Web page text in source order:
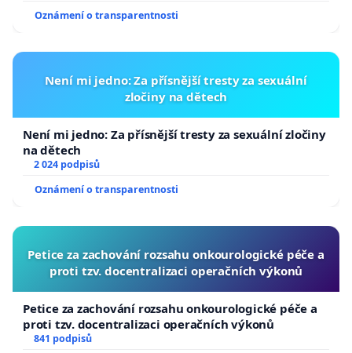
Oznámení o transparentnosti
Není mi jedno: Za přísnější tresty za sexuální
zločiny na dětech
Není mi jedno: Za přísnější tresty za sexuální zločiny
na dětech
2 024 podpisů
Oznámení o transparentnosti
Petice za zachování rozsahu onkourologické péče a
proti tzv. docentralizaci operačních výkonů
Petice za zachování rozsahu onkourologické péče a
proti tzv. docentralizaci operačních výkonů
841 podpisů